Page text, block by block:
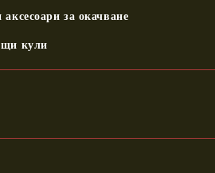
за окачване
кули